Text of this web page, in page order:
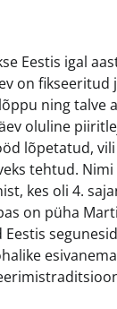
Eestis igal
on fikseeritud
ning talve
oluline
lõpetatud,
tehtud. Nimi
kes oli 4.
on püha